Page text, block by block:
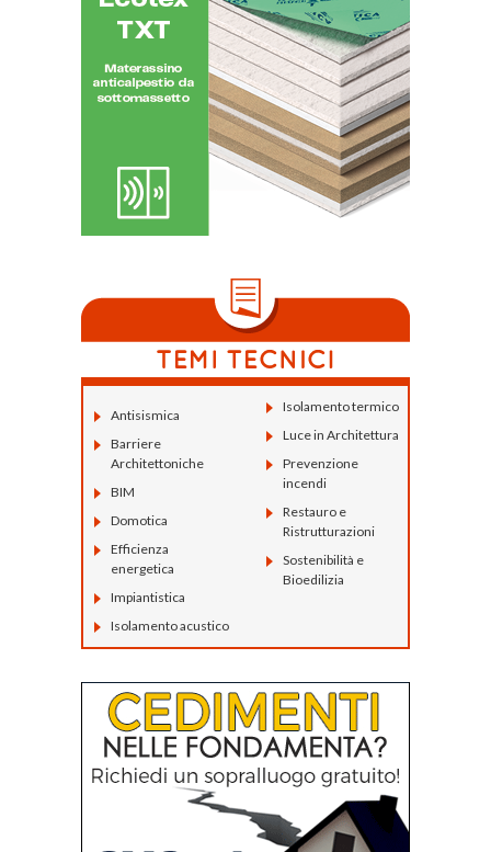
Antisismica
Barriere
Architettoniche
BIM
Domotica
Efficienza
energetica
Impiantistica
Isolamento acustico
Isolamento termico
Luce in Architettura
Prevenzione
incendi
Restauro e
Ristrutturazioni
Sostenibilità e
Bioedilizia